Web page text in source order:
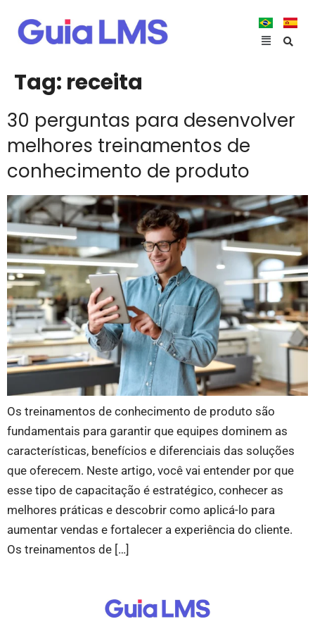
Tag: receita
30 perguntas para desenvolver
melhores treinamentos de
conhecimento de produto
Os treinamentos de conhecimento de produto são
fundamentais para garantir que equipes dominem as
características, benefícios e diferenciais das soluções
que oferecem. Neste artigo, você vai entender por que
esse tipo de capacitação é estratégico, conhecer as
melhores práticas e descobrir como aplicá-lo para
aumentar vendas e fortalecer a experiência do cliente.
Os treinamentos de […]